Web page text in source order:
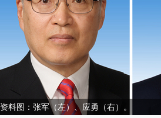
资料图：张军（左）、应勇（右）。